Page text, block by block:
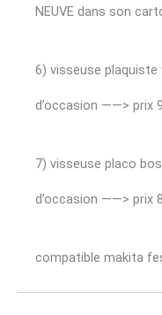
NEUVE dans son
6) visseuse
d’occasion ——> prix
7) visseuse placo
d’occasion ——> prix
compatible makita